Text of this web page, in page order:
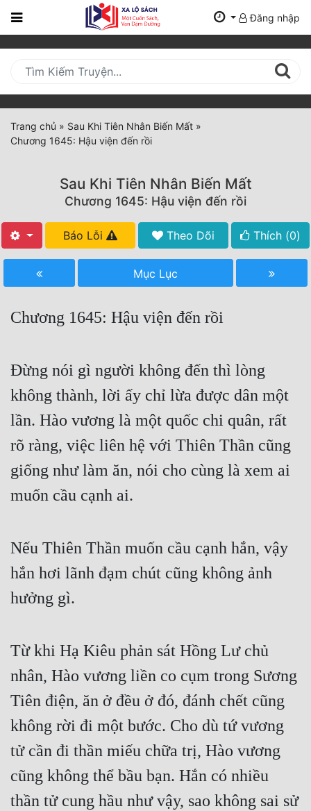
Trang
Mới
Cập
Nhật
(current)
Tất Cả
Hoàn Thành
Truyện Convert
Truyện Dịch
Truyện Nhập Môn
Truyện ngắn
Xa Lộ Dịch
Cung Đấu
Cạnh Kỹ
Cổ Tiên Hiệp
Du Hí
Dị Năng
Gia Đấu
Góc Nhìn Nam
Đăng nhập
Trang chủ » Sau Khi Tiên Nhân Biến Mất »
Chương 1645: Hậu viện đến rồi
Sau Khi Tiên Nhân Biến Mất
Chương 1645: Hậu viện đến rồi
Báo Lỗi Theo Dõi Thích (0)
Mục Lục
Chương 1645: Hậu viện đến rồi
Đừng nói gì người không đến thì lòng
không thành, lời ấy chỉ lừa được dân một
lần. Hào vương là một quốc chi quân, rất
rõ ràng, việc liên hệ với Thiên Thần cũng
giống như làm ăn, nói cho cùng là xem ai
muốn cầu cạnh ai.
Nếu Thiên Thần muốn cầu cạnh hắn, vậy
hắn hơi lãnh đạm chút cũng không ảnh
hưởng gì.
Từ khi Hạ Kiêu phản sát Hồng Lư chủ
nhân, Hào vương liền co cụm trong Sương
Tiên điện, ăn ở đều ở đó, đánh chết cũng
không rời đi một bước. Cho dù tứ vương
tử cần đi thần miếu chữa trị, Hào vương
cũng không thể bầu bạn. Hắn có nhiều
thần tử cung hầu như vậy, sao không sai sử